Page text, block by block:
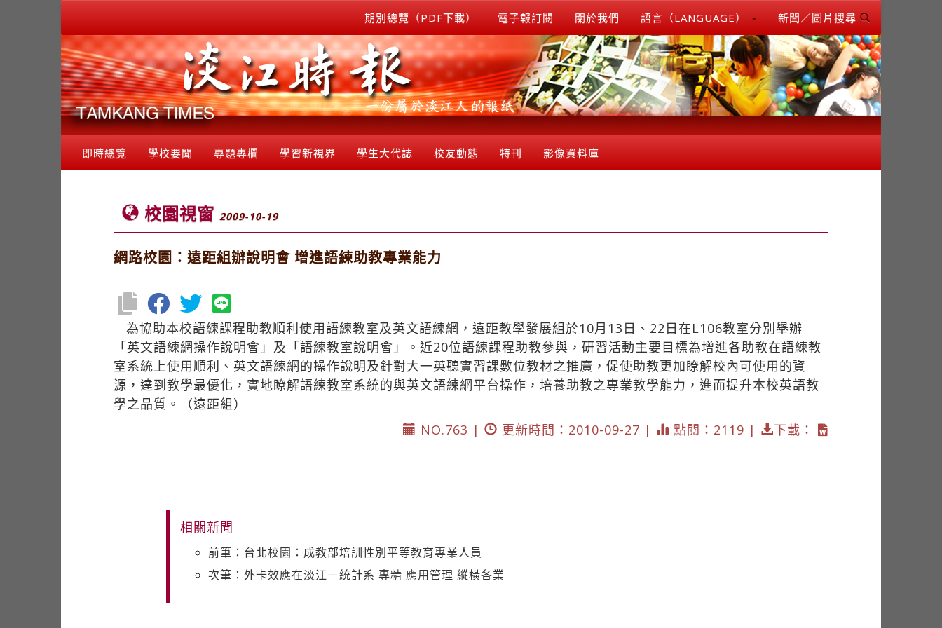
期別總覽（PDF下載） 電子報訂閱 關於我們 語言（LANGUAGE） 新聞／圖片搜尋
即時總覽 學校要聞 專題專欄 學習新視界 學生大代誌 校友動態 特刊 影像資料庫
校園視窗 2009-10-19
網路校園：遠距組辦說明會 增進語練助教專業能力
為協助本校語練課程助教順利使用語練教室及英文語練網，遠距教學發展組於10月13日、22日在L106教室分別舉辦
「英文語練網操作說明會」及「語練教室說明會」。近20位語練課程助教參與，研習活動主要目標為增進各助教在語練教
室系統上使用順利、英文語練網的操作說明及針對大一英聽實習課數位教材之推廣，促使助教更加瞭解校內可使用的資
源，達到教學最優化，實地瞭解語練教室系統的與英文語練網平台操作，培養助教之專業教學能力，進而提升本校英語教
學之品質。（遠距組）
NO.763 |
更新時間：2010-09-27 | 點閱：2119 | 下載：
相關新聞
前筆：台北校園：成教部培訓性別平等教育專業人員
次筆：外卡效應在淡江－統計系 專精 應用管理 縱橫各業